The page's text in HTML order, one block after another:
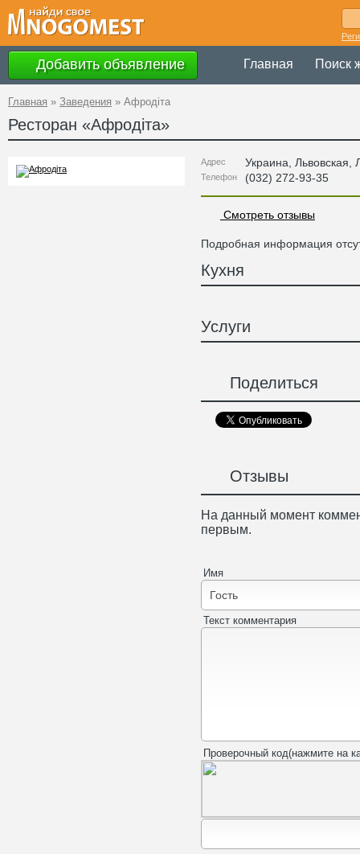
Добавить объявление Главная Поиск
Главная » Заведения » Афродіта
Ресторан «Афродіта»
Адрес Украина Львовская ,
Телефон (032) 272-93-35
Смотреть отзывы
Подробная информация
Кухня
Услуги
Поделиться
Отзывы
На данный момент
первым.
Имя
Текст комментария
Проверочный код(нажмите на